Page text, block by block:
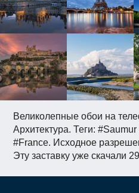
Великолепные обои на
Архитектура. Теги:
#France. Исходное
Эту заставку уже скачали